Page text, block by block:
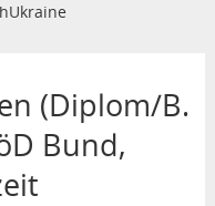
(Diplom/B.
Bund,